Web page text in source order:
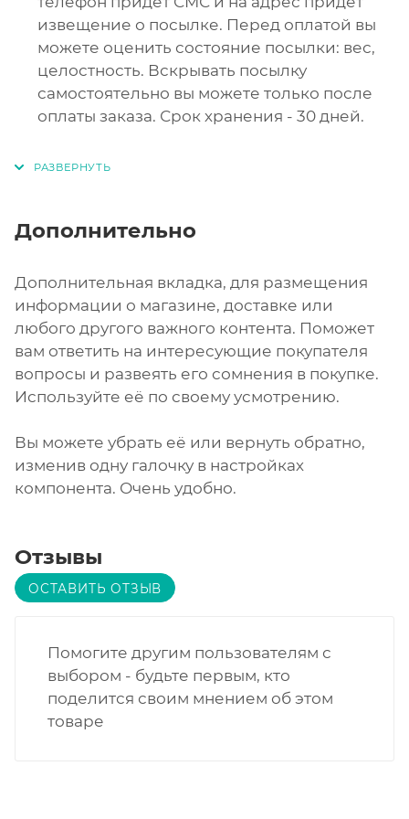
извещение о посылке. Перед оплатой вы
можете оценить состояние посылки: вес,
целостность. Вскрывать посылку
самостоятельно вы можете только после
оплаты заказа. Срок хранения - 30 дней.
Дополнительно
Дополнительная вкладка, для размещения
информации о магазине, доставке или
любого другого важного контента. Поможет
вам ответить на интересующие покупателя
вопросы и развеять его сомнения в покупке.
Используйте её по своему усмотрению.
Вы можете убрать её или вернуть обратно,
изменив одну галочку в настройках
компонента. Очень удобно.
Отзывы
ОСТАВИТЬ ОТЗЫВ
Помогите другим пользователям с
выбором - будьте первым, кто
поделится своим мнением об этом
товаре